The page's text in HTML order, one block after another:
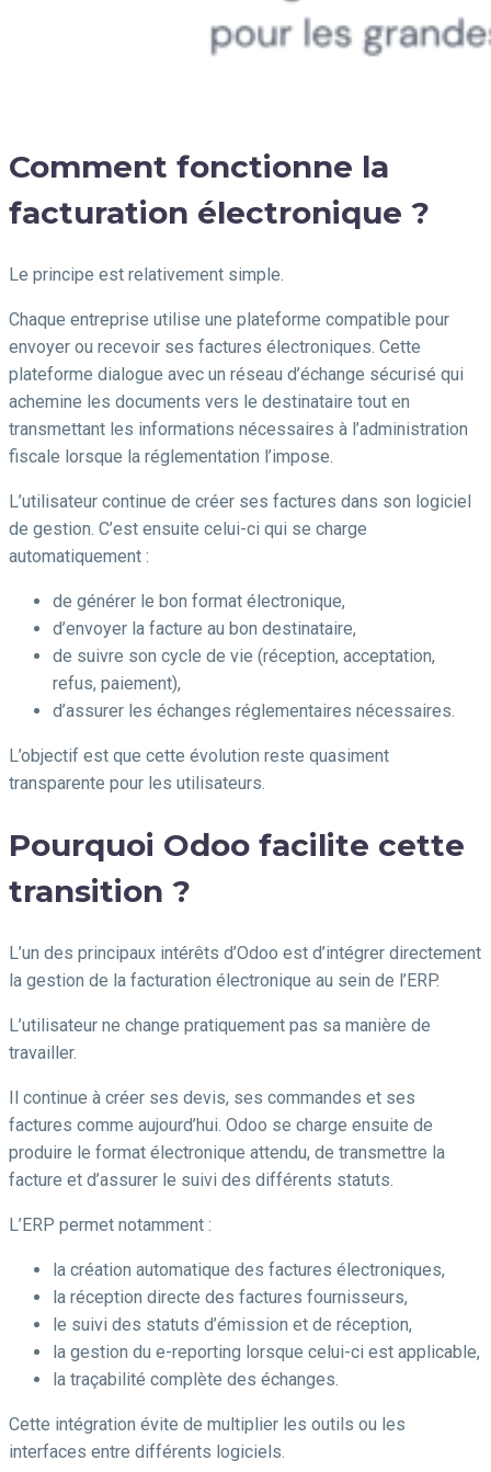
Comment fonctionne la
facturation électronique ?
Le principe est relativement simple.
Chaque entreprise utilise une plateforme compatible pour
envoyer ou recevoir ses factures électroniques. Cette
plateforme dialogue avec un réseau d’échange sécurisé qui
achemine les documents vers le destinataire tout en
transmettant les informations nécessaires à l’administration
fiscale lorsque la réglementation l’impose.
L’utilisateur continue de créer ses factures dans son logiciel
de gestion. C’est ensuite celui-ci qui se charge
automatiquement :
de générer le bon format électronique,
d’envoyer la facture au bon destinataire,
de suivre son cycle de vie (réception, acceptation,
refus, paiement),
d’assurer les échanges réglementaires nécessaires.
L’objectif est que cette évolution reste quasiment
transparente pour les utilisateurs.
Pourquoi Odoo facilite cette
transition ?
L’un des principaux intérêts d’Odoo est d’intégrer directement
la gestion de la facturation électronique au sein de l’ERP.
L’utilisateur ne change pratiquement pas sa manière de
travailler.
Il continue à créer ses devis, ses commandes et ses
factures comme aujourd’hui. Odoo se charge ensuite de
produire le format électronique attendu, de transmettre la
facture et d’assurer le suivi des différents statuts.
L’ERP permet notamment :
la création automatique des factures électroniques,
la réception directe des factures fournisseurs,
le suivi des statuts d’émission et de réception,
la gestion du e-reporting lorsque celui-ci est applicable,
la traçabilité complète des échanges.
Cette intégration évite de multiplier les outils ou les
interfaces entre différents logiciels.